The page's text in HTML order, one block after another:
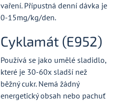
vaření. Přípustná denní dávka je
0-15mg/kg/den.
Cyklamát (E952)
Používá se jako umělé sladidlo,
které je 30-60x sladší než
běžný cukr. Nemá žádný
energetický obsah nebo pachuť